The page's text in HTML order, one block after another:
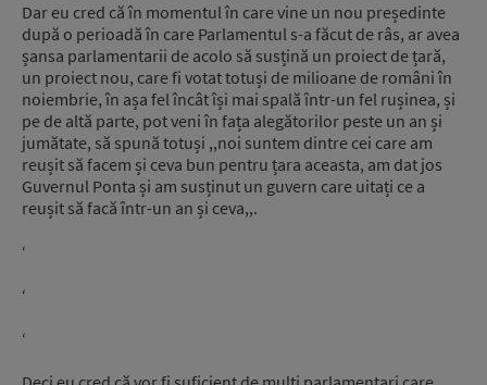
Dar eu cred că în momentul în care vine un nou președinte
după o perioadă în care Parlamentul s-a făcut de râs, ar avea
șansa parlamentarii de acolo să susțină un proiect de țară,
un proiect nou, care fi votat totuși de milioane de români în
noiembrie, în așa fel încât își mai spală într-un fel rușinea, și
pe de altă parte, pot veni în fața alegătorilor peste un an și
jumătate, să spună totuși ,,noi suntem dintre cei care am
reușit să facem și ceva bun pentru țara aceasta, am dat jos
Guvernul Ponta și am susținut un guvern care uitați ce a
reușit să facă într-un an și ceva,,.
‘
‘
‘